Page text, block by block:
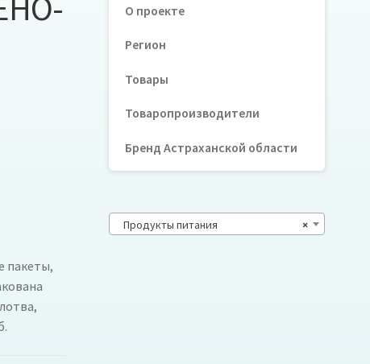
пакеты,
О проекте
Регион
Товары
Товаропроизводители
Бренд Астраханской области
×
Продукты питания